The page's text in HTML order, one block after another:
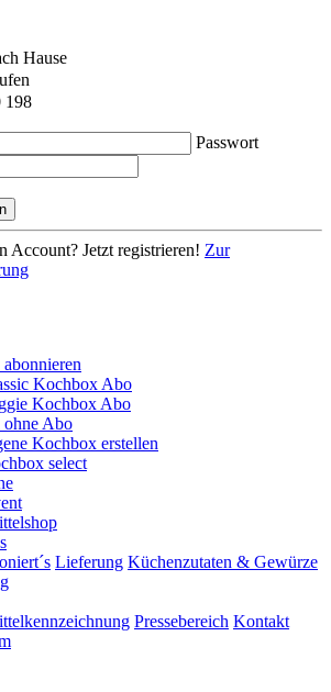
Hause
198
Passwort
Account? Jetzt registrieren! Zur
Kochbox Abo
Kochbox Abo
Abo
Kochbox erstellen
select
Lieferung Küchenzutaten & Gewürze
Pressebereich Kontakt